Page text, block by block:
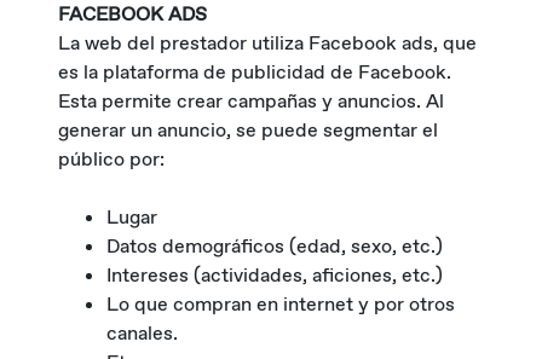
FACEBOOK ADS
La web del prestador utiliza Facebook ads, que
es la plataforma de publicidad de Facebook.
Esta permite crear campañas y anuncios. Al
generar un anuncio, se puede segmentar el
público por:
Lugar
Datos demográficos (edad, sexo, etc.)
Intereses (actividades, aficiones, etc.)
Lo que compran en internet y por otros
canales.